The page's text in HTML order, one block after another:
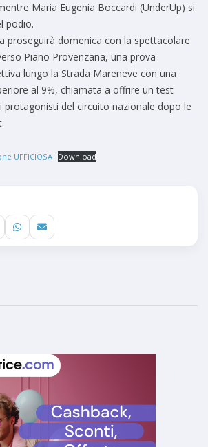
Maria Eugenia Boccardi (UnderUp) si
podio.
proseguirà domenica con la spettacolare
Piano Provenzana, una prova
lungo la Strada Mareneve con una
al 9%, chiamata a offrire un test
del circuito nazionale dopo le
UFFICIOSA Download